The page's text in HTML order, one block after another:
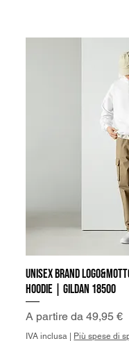
Unisex Brand
Hoodie | Gildan 18500
A partire da49,95 €
Prezzo scontato
IVA inclusa Più spese di